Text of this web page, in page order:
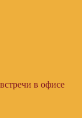
в офисе